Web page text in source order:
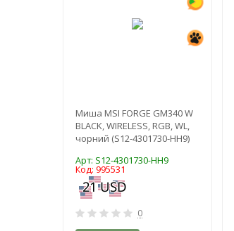
Миша MSI FORGE GM340 W
BLACK, WIRELESS, RGB, WL,
чорний (S12-4301730-HH9)
Арт: S12-4301730-HH9
Код: 995531
0